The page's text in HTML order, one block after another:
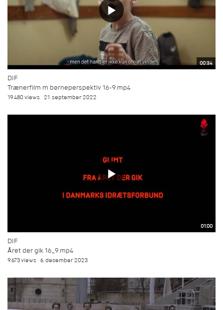
00:34
DIF
Trænerfilm m børneperspektiv 16-9.mp4
19.480 views 21. september 2022
01:00
DIF
Året der gik 16_9.mp4
9.673 views 6. december 2023